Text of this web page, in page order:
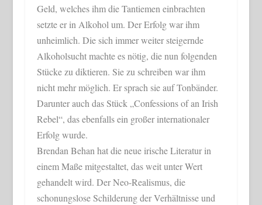
Geld, welches ihm die Tantiemen einbrachten
setzte er in Alkohol um. Der Erfolg war ihm
unheimlich. Die sich immer weiter steigernde
Alkoholsucht machte es nötig, die nun folgenden
Stücke zu diktieren. Sie zu schreiben war ihm
nicht mehr möglich. Er sprach sie auf Tonbänder.
Darunter auch das Stück „Confessions of an Irish
Rebel“, das ebenfalls ein großer internationaler
Erfolg wurde.
Brendan Behan hat die neue irische Literatur in
einem Maße mitgestaltet, das weit unter Wert
gehandelt wird. Der Neo-Realismus, die
schonungslose Schilderung der Verhältnisse und